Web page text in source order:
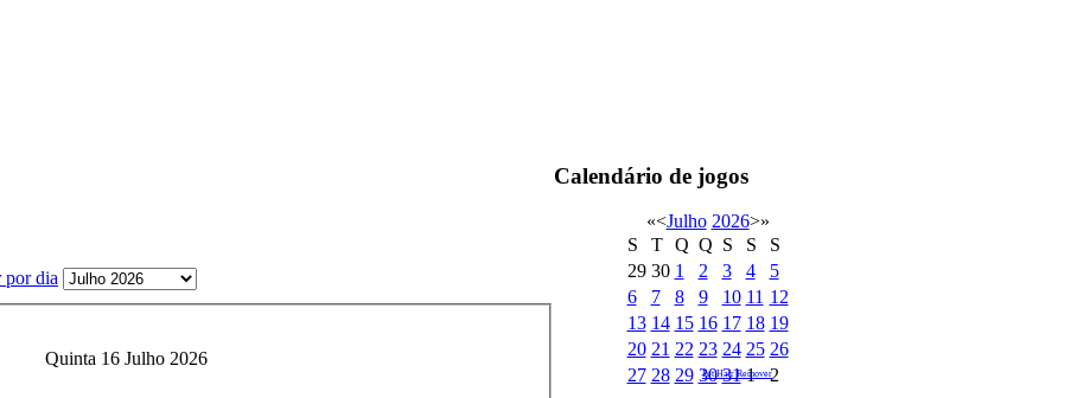
Quinta 16 Julho 2026
Calendário de jogos
«<Julho 2026>»
S
T Q Q S S
S
29 30 1 2 3 4
5
6
7 8 9 10 11 12
13 14 15 16 17 18 19
20 21 22 23 24 25 26
27 28 29 30 31 1 2
Pet Hair Remover